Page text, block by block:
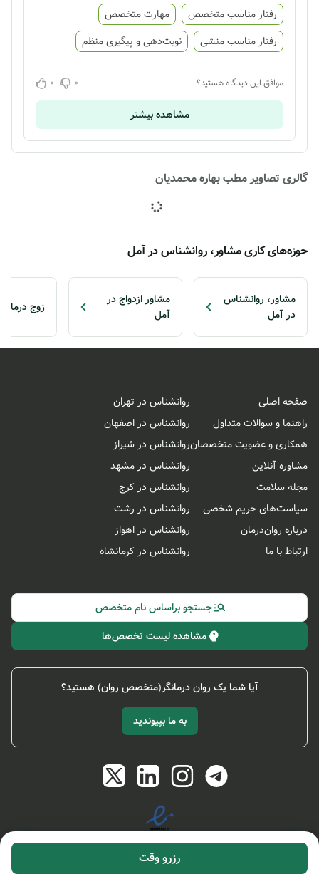
رزرو وقت
رفتار مناسب متخصص
مهارت متخصص
رفتار مناسب منشی
نوبت‌دهی و پیگیری منظم
موافق این دیدگاه هستید؟ 0
0
مشاهده بیشتر
گالری تصاویر مطب بهاره محمدیان
حوزه‌های کاری مشاور، روانشناس در آمل
مشاور، روانشناس
در آمل
مشاور ازدواج در
آمل
زوج
صفحه اصلی
راهنما و سوالات متداول
همکاری و عضویت متخصصان
مشاوره آنلاین
مجله سلامت
سیاست‌های حریم شخصی
درباره روان‌درمان
ارتباط با ما
روانشناس در تهران
روانشناس در اصفهان
روانشناس در شیراز
روانشناس در مشهد
روانشناس در کرج
روانشناس در رشت
روانشناس در اهواز
روانشناس در کرمانشاه
جستجو براساس نام متخصص
مشاهده لیست تخصص‌ها
آیا شما یک روان درمانگر(متخصص روان) هستید؟
به ما بپیوندید
تمامی حقوق این وب‌سایت محفوظ است و انتشار مطالب آن با ذکر منبع بلامانع می باشد.